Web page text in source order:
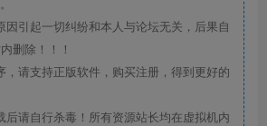
因引起一切纠纷和本人与论坛无关，后果自
删除！！！
，请支持正版软件，购买注册，得到更好的
后请自行杀毒！所有资源站长均在虚拟机内